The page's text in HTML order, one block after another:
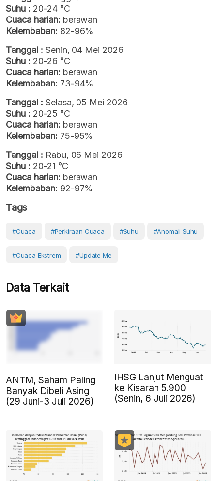
Suhu : 20-24 °C
Cuaca harian: berawan
Kelembaban: 82-96%
Tanggal : Senin, 04 Mei 2026
Suhu : 20-26 °C
Cuaca harian: berawan
Kelembaban: 73-94%
Tanggal : Selasa, 05 Mei 2026
Suhu : 20-25 °C
Cuaca harian: berawan
Kelembaban: 75-95%
Tanggal : Rabu, 06 Mei 2026
Suhu : 20-21 °C
Cuaca harian: berawan
Kelembaban: 92-97%
Tags
#cuaca #perkiraan Cuaca #Suhu #anomali Suhu
#Cuaca Ekstrem #Update Me
Data Terkait
ANTM, Saham Paling
Banyak Dibeli Asing
(29 Juni-3 Juli 2026)
IHSG Lanjut Menguat
ke Kisaran 5.900
(Senin, 6 Juli 2026)